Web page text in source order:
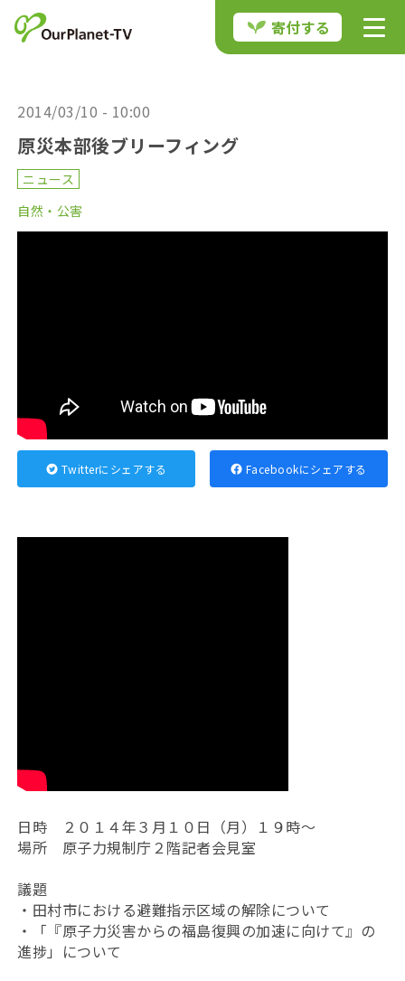
寄付する
2014/03/10 - 10:00
原災本部後ブリーフィング
ニュース
自然・公害
Twitterにシェアする Facebookにシェアする
日時 ２０１４年３月１０日（月）１９時〜
場所 原子力規制庁２階記者会見室
議題
・田村市における避難指示区域の解除について
・「『原子力災害からの福島復興の加速に向けて』の
進捗」について